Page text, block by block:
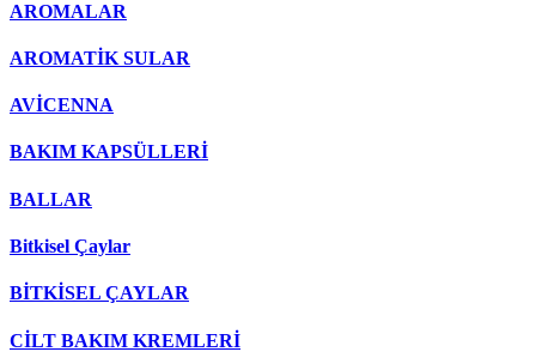
AROMALAR
AROMATİK SULAR
AVİCENNA
BAKIM KAPSÜLLERİ
BALLAR
Bitkisel Çaylar
BİTKİSEL ÇAYLAR
CİLT BAKIM KREMLERİ